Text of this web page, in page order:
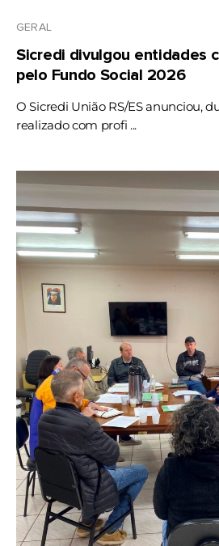
GERAL
Sicredi divulgou entidades
pelo Fundo Social 2026
O Sicredi União RS/ES anunciou,
realizado com profi ...